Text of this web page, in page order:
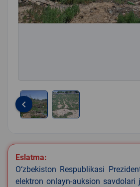
of
2
keyboard_arrow_left
Eslatma:
O‘zbekiston Respublikasi
elektron onlayn-auksion